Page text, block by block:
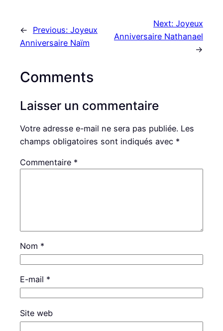
← Previous: Joyeux
Anniversaire Naïm
Next: Joyeux
Anniversaire Nathanael
→
Comments
Laisser un commentaire
Votre adresse e-mail ne sera pas publiée. Les
champs obligatoires sont indiqués avec *
Commentaire *
Nom *
E-mail *
Site web